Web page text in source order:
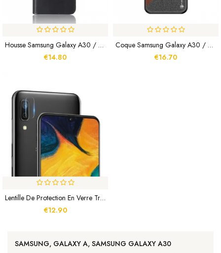
Housse Samsung Galaxy A30 / A20 Simili Cuir Ultra
€14.80
Coque Samsung Galaxy A30 / A20 MOFI Honor Series
€16.70
Lentille De Protection En Verre Trempé Pour Samsung Galaxy A30 / A20
€12.90
SAMSUNG, GALAXY A, SAMSUNG GALAXY A30